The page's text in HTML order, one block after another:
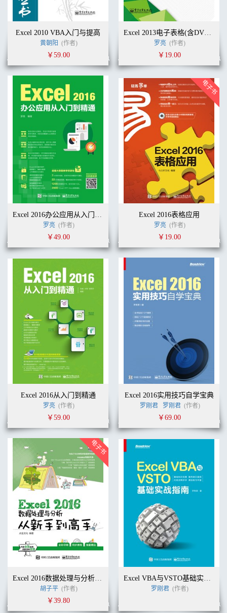
Excel 2010 VBA入门与提高
黄朝阳 (作者)
￥59.00
Excel 2013电子表格(含DVD光盘1张)（全彩）
罗亮 (作者)
￥19.00
Excel 2016办公应用从入门到精通
罗亮 (作者)
￥49.00
Excel 2016表格应用
罗亮 (作者)
￥19.00
Excel 2016从入门到精通
罗亮 (作者)
￥59.00
Excel 2016实用技巧自学宝典
罗刚君 罗刚君 (作者)
￥69.00
Excel 2016数据处理与分析从新手到高手
胡子平 (作者)
￥39.80
Excel VBA与VSTO基础实战指南
罗刚君 (作者)